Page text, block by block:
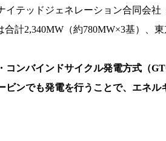
テッドジェネレーション合同会
計2,340MW（約780MW×3基）、
コンバインドサイクル発電方式（
ンでも発電を行うことで、エネ